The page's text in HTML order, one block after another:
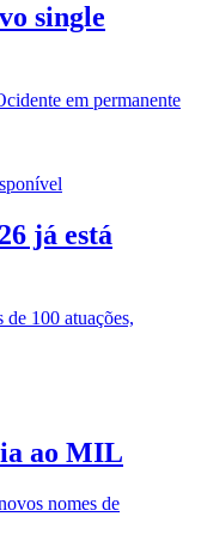
single
em permanente
já está
100 atuações,
ao MIL
nomes de